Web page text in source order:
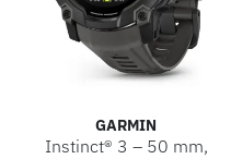
GARMIN
Instinct® 3 – 50 mm,